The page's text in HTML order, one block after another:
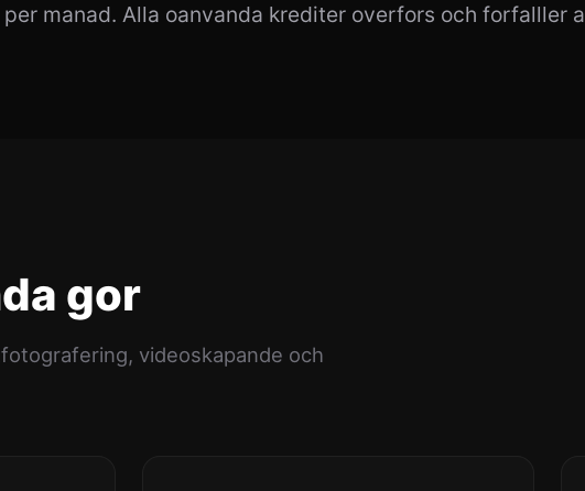
manad. Alla oanvanda krediter overfors och forfalller
gor
videoskapande och